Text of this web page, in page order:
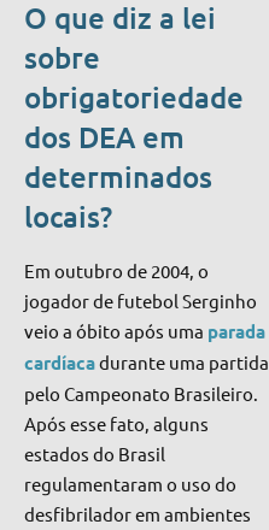
O que diz a lei
sobre
obrigatoriedade
dos DEA em
determinados
locais?
Em outubro de 2004, o
jogador de futebol Serginho
veio a óbito após uma parada
cardíacadurante uma partida
pelo Campeonato Brasileiro.
Após esse fato, alguns
estados do Brasil
regulamentaram o uso do
desfibrilador em ambientes